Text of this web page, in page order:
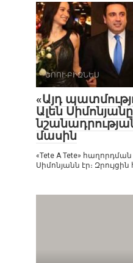
ՇՈՈՒ-ԲԻԶՆԵՍ
«Այդ
Ալեն
մասին
«Tete A Tete»
Սիմոնյանն էր։ Զրույցին